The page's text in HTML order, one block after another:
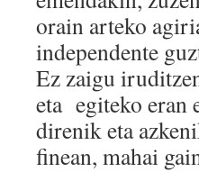
orain arteko
independente
Ez zaigu
eta egiteko eran
direnik eta
finean, mahai